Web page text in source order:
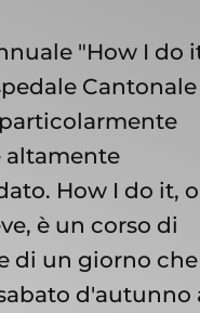
"How I do
altamente
How I do it, o
è un corso di
di un giorno che
d'autunno